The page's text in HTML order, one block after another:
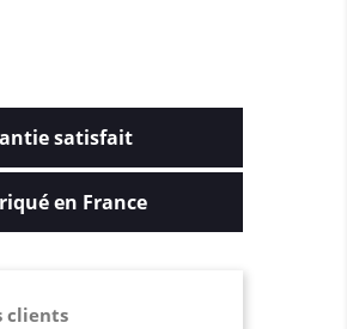
satisfait
en France
clients